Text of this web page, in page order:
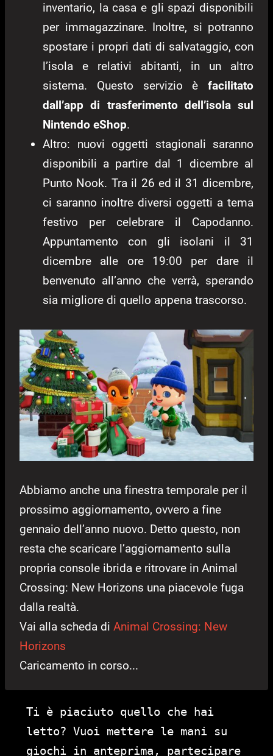
inventario, la casa e gli spazi disponibili
per immagazzinare. Inoltre, si potranno
spostare i propri dati di salvataggio, con
l’isola e relativi abitanti, in un altro
sistema. Questo servizio è facilitato
dall’app di trasferimento dell’isola sul
Nintendo eShop.
Altro: nuovi oggetti stagionali saranno
disponibili a partire dal 1 dicembre al
Punto Nook. Tra il 26 ed il 31 dicembre,
ci saranno inoltre diversi oggetti a tema
festivo per celebrare il Capodanno.
Appuntamento con gli isolani il 31
dicembre alle ore 19:00 per dare il
benvenuto all’anno che verrà, sperando
sia migliore di quello appena trascorso.
Abbiamo anche una finestra temporale per il
prossimo aggiornamento, ovvero a fine
gennaio dell’anno nuovo. Detto questo, non
resta che scaricare l’aggiornamento sulla
propria console ibrida e ritrovare in Animal
Crossing: New Horizons una piacevole fuga
dalla realtà.
Vai alla scheda di Animal Crossing: New
Horizons
Caricamento in corso...
Ti è piaciuto quello che hai
letto? Vuoi mettere le mani su
giochi in anteprima, partecipare